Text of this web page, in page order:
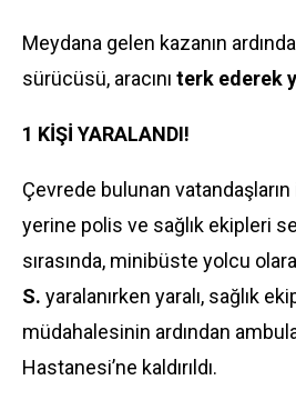
Meydana gelen kazanın
sürücüsü, aracını terk ederek
1 KİŞİ YARALANDI!
Çevrede bulunan
yerine polis ve sağlık ekipleri
sırasında, minibüste yolcu
S. yaralanırken yaralı, sağlık
müdahalesinin ardından
Hastanesi’ne kaldırıldı.